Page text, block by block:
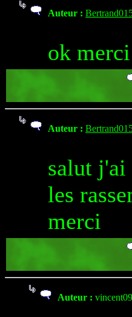
Auteur :
ok
Auteur :
salut j'ai
les
merci
Auteur :